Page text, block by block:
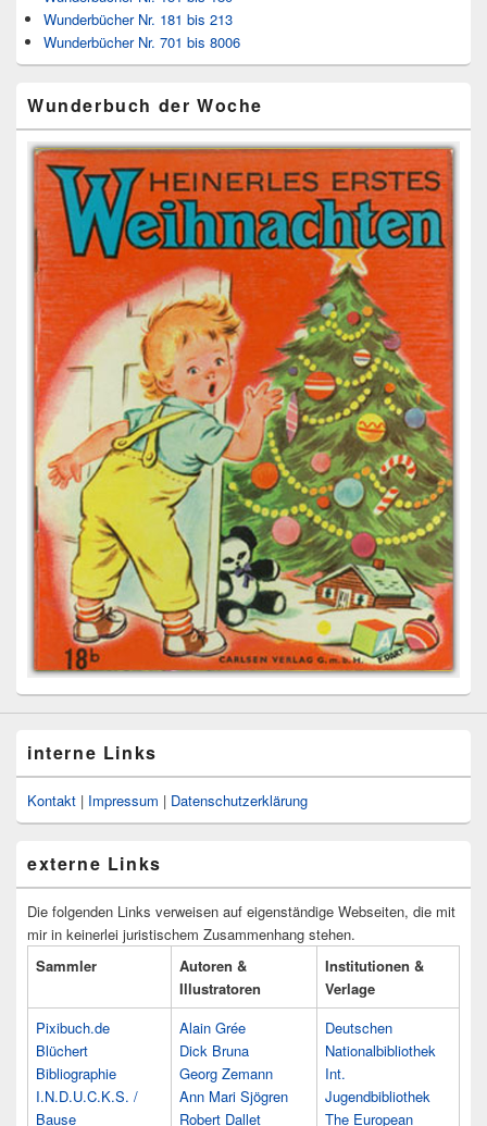
Wunderbücher Nr. 181 bis 213
Wunderbücher Nr. 701 bis 8006
Wunderbuch der Woche
interne Links
Kontakt | Impressum | Datenschutzerklärung
externe Links
Die folgenden Links verweisen auf eigenständige Webseiten, die mit
mir in keinerlei juristischem Zusammenhang stehen.
Sammler
Autoren &
Illustratoren
Institutionen &
Verlage
Pixibuch.de
Blüchert
Bibliographie
I.N.D.U.C.K.S. /
Bause
Alain Grée
Dick Bruna
Georg Zemann
Ann Mari Sjögren
Robert Dallet
Deutschen
Nationalbibliothek
Int.
Jugendbibliothek
The European